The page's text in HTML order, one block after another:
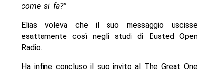
come si fa?”
Elias voleva che il suo messaggio uscisse
esattamente così negli studi di Busted Open
Radio.
Ha infine concluso il suo invito al The Great One